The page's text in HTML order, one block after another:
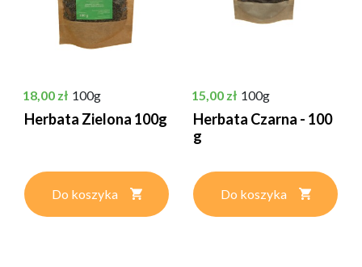
Cena
18,00 zł 100g
Herbata Zielona 100g
Do koszyka
Cena
15,00 zł 100g
Herbata Czarna - 100
g
Do koszyka